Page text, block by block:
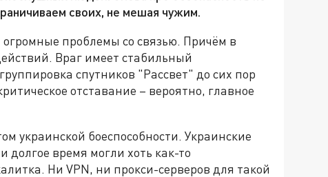
своих, не мешая чужим.
проблемы со связью. Причём в
Враг имеет стабильный
спутников "Рассвет" до сих пор
отставание – вероятно, главное
украинской боеспособности. Украинские
время могли хоть как-то
Ни VPN, ни прокси-серверов для такой